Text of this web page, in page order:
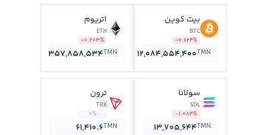
بیت کوین
BTC
-0.624%
12,084,554,400TMN
اتریوم
ETH
-0.203%
357,858,534TMN
سولانا
SOL
-1.084%
13,705,644TMN
ترون
TRX
0%
61,410.6TMN